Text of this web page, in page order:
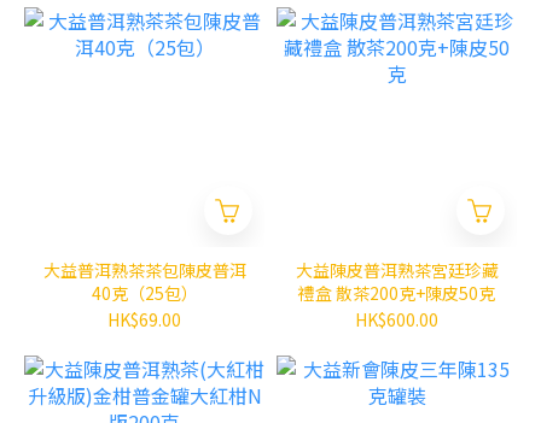
大益普洱熟茶茶包陳皮普洱
40克（25包）
HK$69.00
大益陳皮普洱熟茶宮廷珍藏
禮盒 散茶200克+陳皮50克
HK$600.00